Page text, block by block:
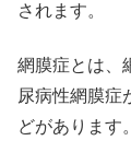
されます。
網膜症とは、
尿病性網膜症
どがあります。